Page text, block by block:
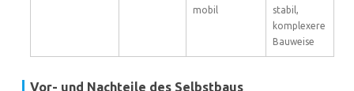
mobil
stabil,
komplexere
Bauweise
Vor- und Nachteile des Selbstbaus